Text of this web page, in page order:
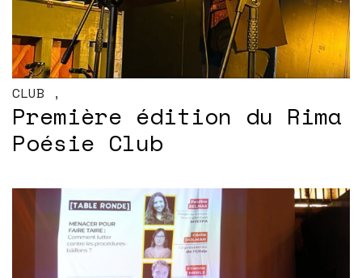
CLUB ,
Première édition du Rima
Poésie Club